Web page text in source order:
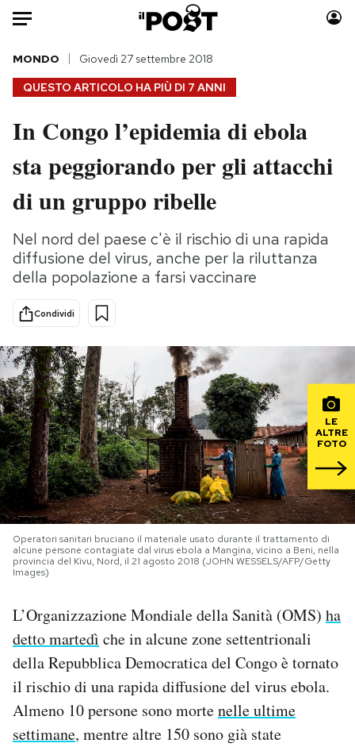
Auto
HOME
Italia
Politica
Tecnologia
Scienza
Sport
Moda
Consumismi
Storie/Idee
Media
Europa
PODCAST
NEWSLETTER
I MIEI PREFERITI
SHOP
AREA PERSONALE
Area Personale
Newsletter
Notifiche mobile
QUESTO ARTICOLO HA PIÙ DI 7 ANNI
MONDO Giovedì 27 settembre 2018
In Congo l’epidemia di ebola
sta peggiorando per gli attacchi
di un gruppo ribelle
Nel nord del paese c'è il rischio di una rapida
diffusione del virus, anche per la riluttanza
della popolazione a farsi vaccinare
Condividi
LE
ALTRE
FOTO
Operatori sanitari bruciano il materiale usato durante il trattamento di
alcune persone contagiate dal virus ebola a Mangina, vicino a Beni, nella
provincia del Kivu, Nord, il 21 agosto 2018 (JOHN WESSELS/AFP/Getty
Images)
L’Organizzazione Mondiale della Sanità (OMS) ha
detto martedì che in alcune zone settentrionali
della Repubblica Democratica del Congo è tornato
il rischio di una rapida diffusione del virus ebola.
Almeno 10 persone sono mortenelle ultime
settimane, mentre altre 150 sono già state